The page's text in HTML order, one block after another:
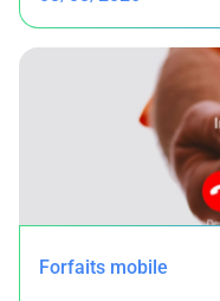
Forfaits mobile